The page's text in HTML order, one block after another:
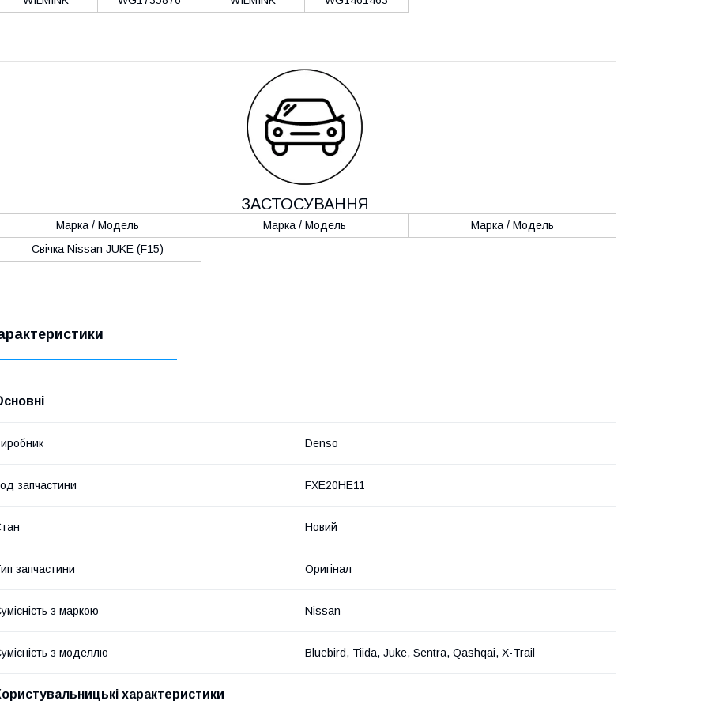
ЗАСТОСУВАННЯ
Марка / Модель Марка / Модель
Марка / Модель
Свічка Nissan JUKE (F15)
Denso
запчастини FXE20HE11
Новий
запчастини Оригінал
з маркою Nissan
з моделлю Bluebird, Tiida, Juke, Sentra, Qashqai, X-Trail
характеристики